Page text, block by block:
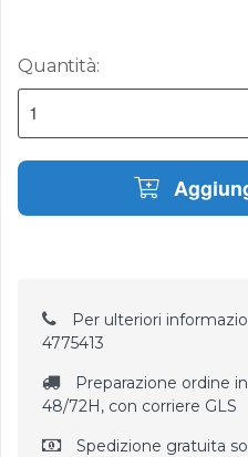
Quantità:
Per ulteriori
4775413
Preparazione ordine
48/72H, con corriere GLS
Spedizione gratuita